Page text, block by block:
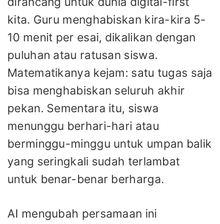
kita. Guru menghabiskan kira-kira 5-
10 menit per esai, dikalikan dengan
puluhan atau ratusan siswa.
Matematikanya kejam: satu tugas saja
bisa menghabiskan seluruh akhir
pekan. Sementara itu, siswa
menunggu berhari-hari atau
berminggu-minggu untuk umpan balik
yang seringkali sudah terlambat
untuk benar-benar berharga.
AI mengubah persamaan ini